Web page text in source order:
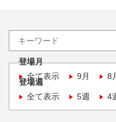
登場月
全て表示
9月 8
登場週
全て表示
5週 4